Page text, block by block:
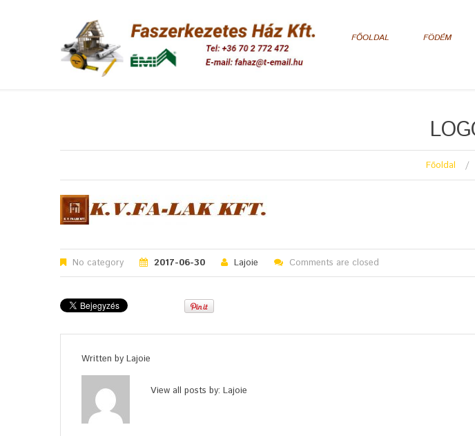
FŐOLDAL FÖDÉM
Főoldal
No category 2017-06-30 Lajoie Comments are closed
Written by Lajoie
View all posts by: Lajoie